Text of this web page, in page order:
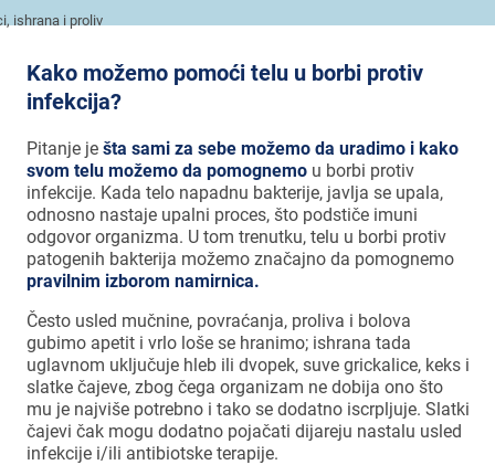
Kako možemo pomoći telu u borbi protiv
infekcija?
Pitanje je šta sami za sebe možemo da uradimo i kako
svom telu možemo da pomognemou borbi protiv
infekcije. Kada telo napadnu bakterije, javlja se upala,
odnosno nastaje upalni proces, što podstiče imuni
odgovor organizma. U tom trenutku, telu u borbi protiv
patogenih bakterija možemo značajno da pomognemo
pravilnim izborom namirnica.
Često usled mučnine, povraćanja, proliva i bolova
gubimo apetit i vrlo loše se hranimo; ishrana tada
uglavnom uključuje hleb ili dvopek, suve grickalice, keks i
slatke čajeve, zbog čega organizam ne dobija ono što
mu je najviše potrebno i tako se dodatno iscrpljuje. Slatki
čajevi čak mogu dodatno pojačati dijareju nastalu usled
infekcije i/ili antibiotske terapije.